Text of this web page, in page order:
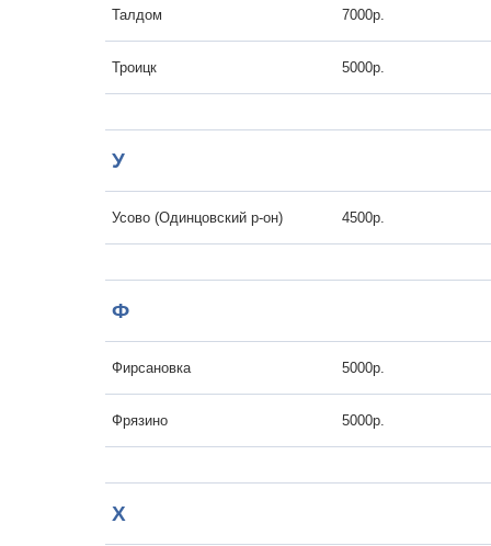
Талдом 7000р.
Троицк 5000р.
У
Усово (Одинцовский р-он) 4500р.
Ф
Фирсановка 5000р.
Фрязино 5000р.
Х